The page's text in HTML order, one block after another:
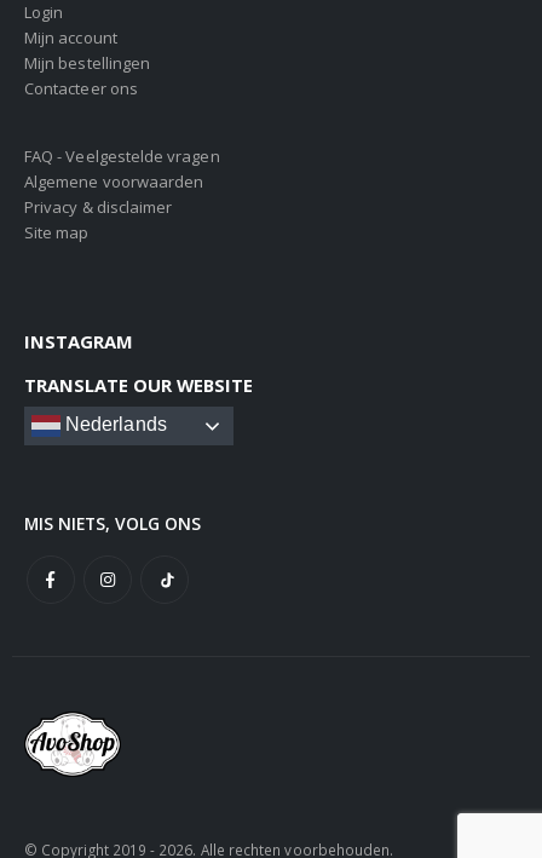
Login
Mijn account
Mijn bestellingen
Contacteer ons
FAQ - Veelgestelde vragen
Algemene voorwaarden
Privacy & disclaimer
Site map
INSTAGRAM
TRANSLATE OUR WEBSITE
Nederlands
MIS NIETS, VOLG ONS
© Copyright 2019 - 2026. Alle rechten voorbehouden.